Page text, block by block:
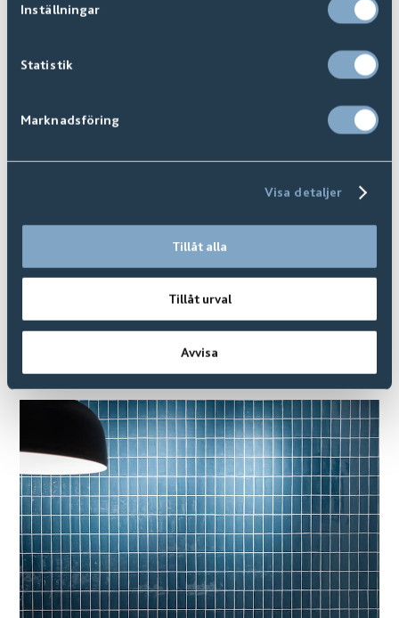
Inställningar
Statistik
Marknadsföring
Visa detaljer
Tillåt alla
Tillåt urval
Avvisa